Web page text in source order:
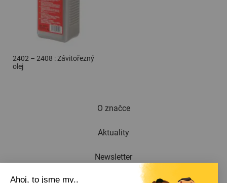
2402 – 2408 : Závitořezný
olej
O značce
Aktuality
Newsletter
Ahoj, to jsme my..